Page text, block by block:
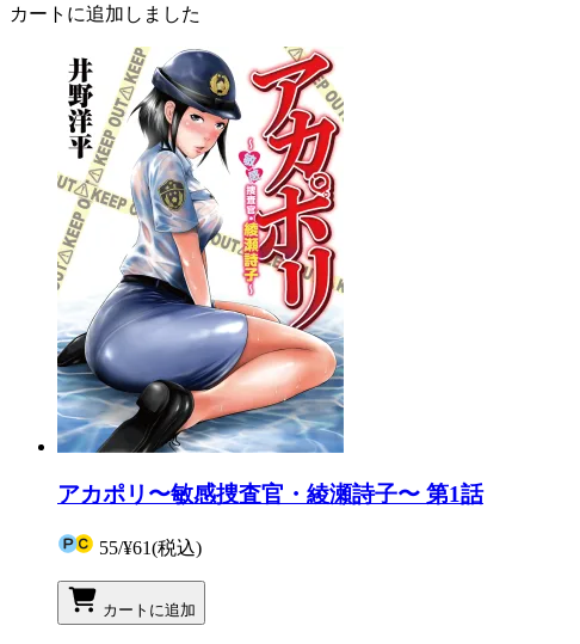
カートに追加しました
アカポリ〜敏感捜査官・綾瀬詩子〜 第1話
55/¥61(税込)
カートに追加